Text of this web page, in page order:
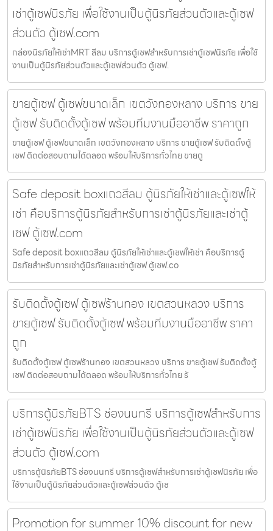
เช่าตู้เซฟนิรภัย เพื่อใช้งานเป็นตู้นิรภัยส่วนตัวและตู้เซฟ
ส่วนตัว ตู้เซฟ.com
กล่องนิรภัยให้เช่าMRT สีลม บริการตู้เซฟสำหรับการเช่าตู้เซฟนิรภัย เพื่อใช้
งานเป็นตู้นิรภัยส่วนตัวและตู้เซฟส่วนตัว ตู้เซฟ.
ขายตู้เซฟ ตู้เซฟขนาดเล็ก เขตวังทองหลาง บริการ ขาย
ตู้เซฟ รับติดตั้งตู้เซฟ พร้อมทีมงานมืออาชีพ ราคาถูก
ขายตู้เซฟ ตู้เซฟขนาดเล็ก เขตวังทองหลาง บริการ ขายตู้เซฟ รับติดตั้งตู้
เซฟ ติดต่อสอบถามได้ตลอด พร้อมให้บริการทั่วไทย ขายตู
Safe deposit boxแถวสีลม ตู้นิรภัยให้เช่าและตู้เซฟให้
เช่า คือบริการตู้นิรภัยสำหรับการเช่าตู้นิรภัยและเช่าตู้
เซฟ ตู้เซฟ.com
Safe deposit boxแถวสีลม ตู้นิรภัยให้เช่าและตู้เซฟให้เช่า คือบริการตู้
นิรภัยสำหรับการเช่าตู้นิรภัยและเช่าตู้เซฟ ตู้เซฟ.co
รับติดตั้งตู้เซฟ ตู้เซฟร้านทอง เขตสวนหลวง บริการ
ขายตู้เซฟ รับติดตั้งตู้เซฟ พร้อมทีมงานมืออาชีพ ราคา
ถูก
รับติดตั้งตู้เซฟ ตู้เซฟร้านทอง เขตสวนหลวง บริการ ขายตู้เซฟ รับติดตั้งตู้
เซฟ ติดต่อสอบถามได้ตลอด พร้อมให้บริการทั่วไทย รั
บริการตู้นิรภัยBTS ช่องนนทรี บริการตู้เซฟสำหรับการ
เช่าตู้เซฟนิรภัย เพื่อใช้งานเป็นตู้นิรภัยส่วนตัวและตู้เซฟ
ส่วนตัว ตู้เซฟ.com
บริการตู้นิรภัยBTS ช่องนนทรี บริการตู้เซฟสำหรับการเช่าตู้เซฟนิรภัย เพื่อ
ใช้งานเป็นตู้นิรภัยส่วนตัวและตู้เซฟส่วนตัว ตู้เซ
Promotion for summer 10% discount for new